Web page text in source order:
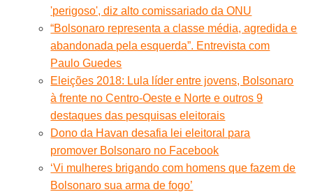
'perigoso', diz alto comissariado da ONU
“Bolsonaro representa a classe média, agredida e
abandonada pela esquerda”. Entrevista com
Paulo Guedes
Eleições 2018: Lula líder entre jovens, Bolsonaro
à frente no Centro-Oeste e Norte e outros 9
destaques das pesquisas eleitorais
Dono da Havan desafia lei eleitoral para
promover Bolsonaro no Facebook
‘Vi mulheres brigando com homens que fazem de
Bolsonaro sua arma de fogo’